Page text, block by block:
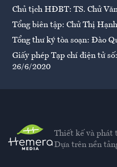
Chủ tịch HĐBT: TS. Chử
Tổng biên tập: Chử Thị Hạnh
Tổng thư ký tòa soạn: Đào
Giấy phép Tạp chí điện tử
26/6/2020
Thiết kế và phát
Dựa trên nền